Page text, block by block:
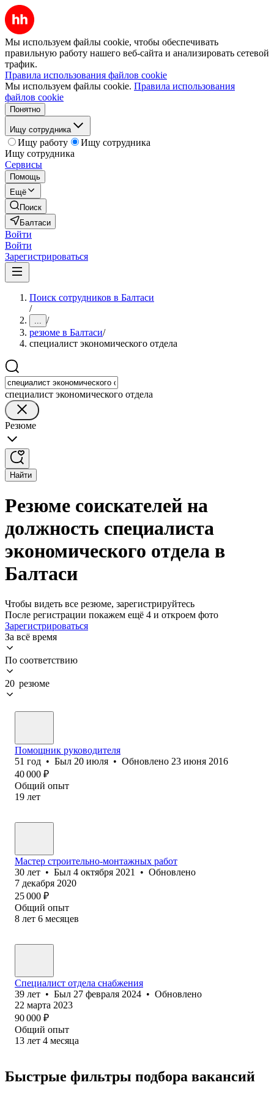
Мы используем файлы cookie, чтобы обеспечивать
правильную работу нашего веб-сайта и анализировать сетевой
трафик.
Правила использования файлов cookie
Мы используем файлы cookie. Правила использования
файлов cookie
Понятно
Ищу сотрудника
Ищу работу
Ищу сотрудника
Ищу сотрудника
Сервисы
Помощь
Ещё
Поиск
Балтаси
Войти
Войти
Зарегистрироваться
Поиск сотрудников в Балтаси
/
... /
резюме в Балтаси/
специалист экономического отдела
специалист экономического отдела
Резюме
Найти
Резюме соискателей на
должность специалиста
экономического отдела в
Балтаси
Чтобы видеть все резюме, зарегистрируйтесь
После регистрации покажем ещё 4 и откроем фото
Зарегистрироваться
За всё время
По соответствию
20 резюме
Помощник руководителя
51 год • Был 20 июля • Обновлено 23 июня 2016
40 000 ₽
Общий опыт
19 лет
Мастер строительно-монтажных работ
30 лет • Был 4 октября 2021 • Обновлено
7 декабря 2020
25 000 ₽
Общий опыт
8 лет 6 месяцев
Специалист отдела снабжения
39 лет • Был 27 февраля 2024 • Обновлено
22 марта 2023
90 000 ₽
Общий опыт
13 лет 4 месяца
Быстрые фильтры подбора вакансий